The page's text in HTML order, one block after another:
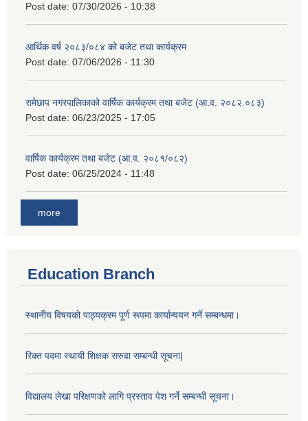
Post date: 07/30/2026 - 10:38
आर्थिक वर्ष २०८३/०८४ को बजेट तथा कार्यक्रम
Post date: 07/06/2026 - 11:30
रामेछाप नगरपालिकाको वार्षिक कार्यक्रम तथा बजेट (आ.व. २०८२.०८३)
Post date: 06/23/2025 - 17:05
वार्षिक कार्यक्रम तथा बजेट (आ.व. २०८१/०८२)
Post date: 06/25/2024 - 11:48
more
Education Branch
स्थानीय विषयको पाठ्यक्रम पूर्ण रूपमा कार्यान्वयन गर्ने सम्बन्धमा।
रिक्त पदमा स्थायी शिक्षक सरुवा सम्बन्धी सूचना|
विद्यालय लेखा परिक्षणको लागि प्रस्ताव पेश गर्ने सम्बन्धी सूचना।